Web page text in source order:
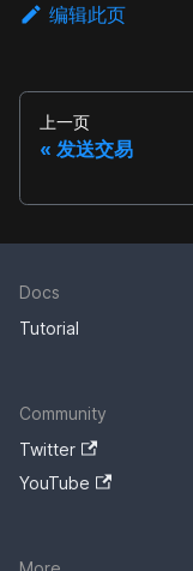
编辑此页
上一页
发送交易
Docs
Tutorial
Community
Twitter
YouTube